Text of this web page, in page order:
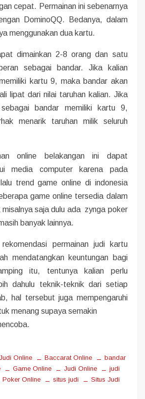
cepat. Permainan ini sebenarnya
DominoQQ. Bedanya, dalam
menggunakan dua kartu.
dimainkan 2-8 orang dan satu
sebagai bandar. Jika kalian
kartu 9, maka bandar akan
lipat dari nilai taruhan kalian. Jika
bandar memiliki kartu 9,
menarik taruhan milik seluruh
online belakangan ini dapat
media computer karena pada
trend game online di indonesia
game online tersedia dalam
saja dulu ada zynga poker
banyak lainnya.
permainan judi kartu
mendatangkan keuntungan bagi
itu, tentunya kalian perlu
dahulu teknik-teknik dari setiap
hal tersebut juga mempengaruhi
menang supaya semakin
Online Baccarat Online
bandar
Game Online Judi Online
judi
Poker Online situs judi
Situs Judi